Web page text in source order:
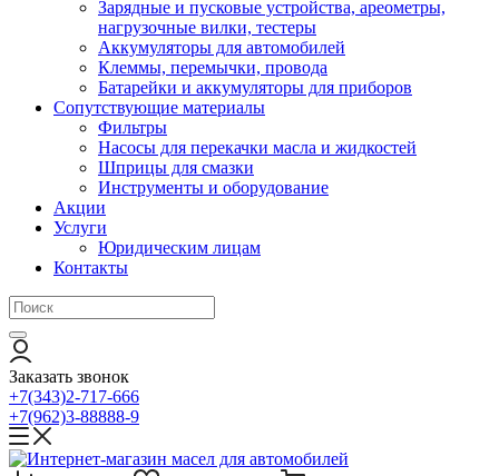
Зарядные и пусковые устройства, ареометры,
нагрузочные вилки, тестеры
Аккумуляторы для автомобилей
Клеммы, перемычки, провода
Батарейки и аккумуляторы для приборов
Сопутствующие материалы
Фильтры
Насосы для перекачки масла и жидкостей
Шприцы для смазки
Инструменты и оборудование
Акции
Услуги
Юридическим лицам
Контакты
Заказать звонок
+7(343)2-717-666
+7(962)3-88888-9